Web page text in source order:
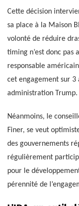
Cette décision
sa place à la Maison
volonté de réduire
timing n’est donc pas
responsable
cet engagement sur 3
administration Trump.
Néanmoins, le
Finer, se veut
des gouvernements
régulièrement
pour le
pérennité de